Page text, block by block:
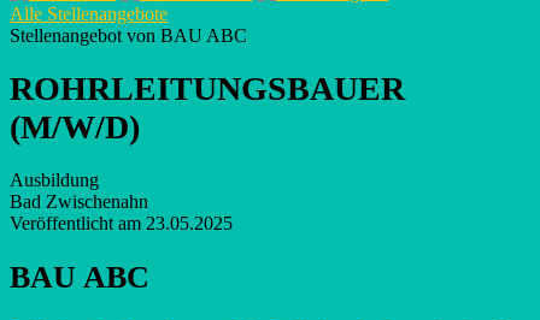
Alle Stellenangebote
Stellenangebot von BAU ABC
ROHRLEITUNGSBAUER
(M/W/D)
Ausbildung
Bad Zwischenahn
Veröffentlicht am 23.05.2025
BAU ABC